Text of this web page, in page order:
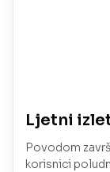
Ljetni
Povodom
korisnici